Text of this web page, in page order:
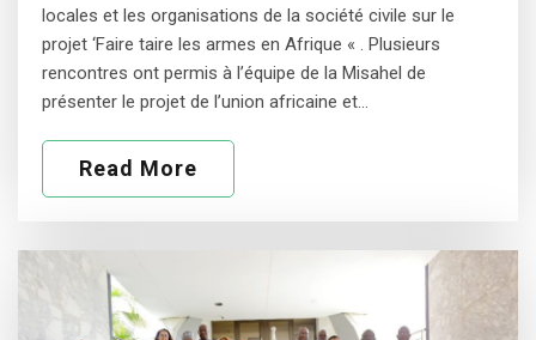
locales et les organisations de la société civile sur le
projet ‘Faire taire les armes en Afrique « . Plusieurs
rencontres ont permis à l’équipe de la Misahel de
présenter le projet de l’union africaine et…
Read More